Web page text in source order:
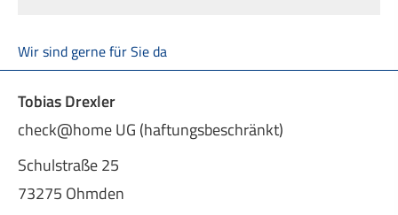
Wir sind gerne für Sie da
Tobias Drexler
check@home UG (haftungsbeschränkt)
Schulstraße 25
73275 Ohmden